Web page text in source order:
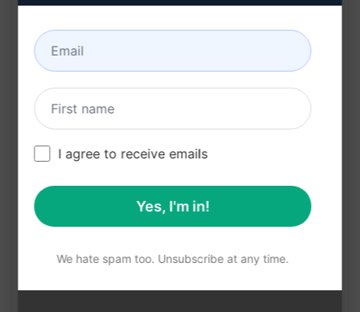
する
ユーザーが特定のテーマやトピックに関連する最
適なキーワードを見つけるのに役立つ
メリット:
キーワードリサーチの手間を省ける
関連性の高いキーワードを効率的に抽出できる
サイトやコンテンツのSEO向上に役立つキーワー
マーケティングキャンペーンの成功に貢献する有
益なキーワードを獲得可能
I agree to receive emails
Yes, I'm in!
We hate spam too. Unsubscribe at any time.